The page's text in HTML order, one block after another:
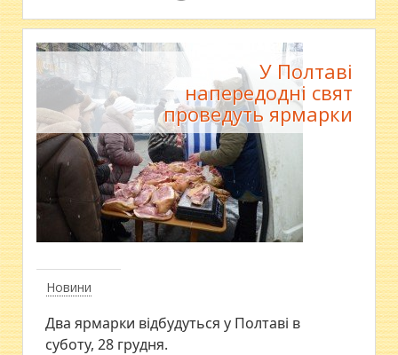
Новини
У Полтаві
напередодні свят
проведуть ярмарки
Два ярмарки відбудуться у Полтаві в
суботу, 28 грудня.